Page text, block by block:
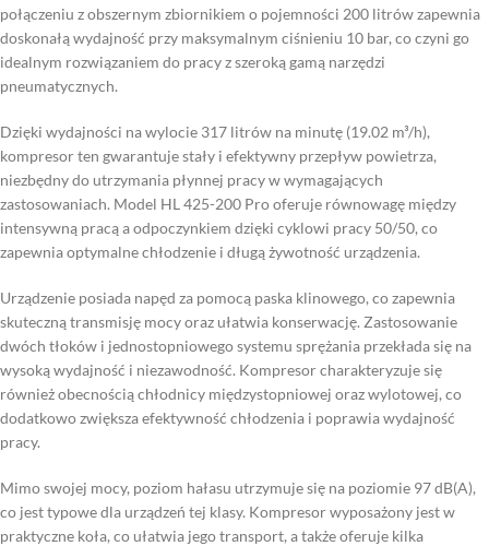
połączeniu z obszernym zbiornikiem o pojemności 200 litrów zapewnia
doskonałą wydajność przy maksymalnym ciśnieniu 10 bar, co czyni go
idealnym rozwiązaniem do pracy z szeroką gamą narzędzi
pneumatycznych.
Dzięki wydajności na wylocie 317 litrów na minutę (19.02 m³/h),
kompresor ten gwarantuje stały i efektywny przepływ powietrza,
niezbędny do utrzymania płynnej pracy w wymagających
zastosowaniach. Model HL 425-200 Pro oferuje równowagę między
intensywną pracą a odpoczynkiem dzięki cyklowi pracy 50/50, co
zapewnia optymalne chłodzenie i długą żywotność urządzenia.
Urządzenie posiada napęd za pomocą paska klinowego, co zapewnia
skuteczną transmisję mocy oraz ułatwia konserwację. Zastosowanie
dwóch tłoków i jednostopniowego systemu sprężania przekłada się na
wysoką wydajność i niezawodność. Kompresor charakteryzuje się
również obecnością chłodnicy międzystopniowej oraz wylotowej, co
dodatkowo zwiększa efektywność chłodzenia i poprawia wydajność
pracy.
Mimo swojej mocy, poziom hałasu utrzymuje się na poziomie 97 dB(A),
co jest typowe dla urządzeń tej klasy. Kompresor wyposażony jest w
praktyczne koła, co ułatwia jego transport, a także oferuje kilka